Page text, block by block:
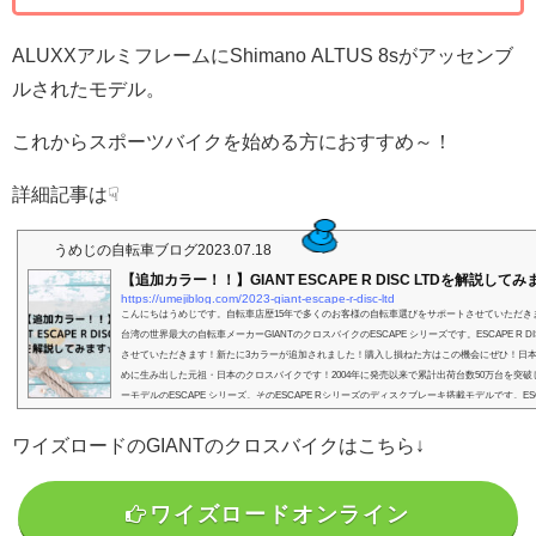
ALUXXアルミフレームにShimano ALTUS 8sがアッセンブ
ルされたモデル。
これからスポーツバイクを始める方におすすめ～！
詳細記事は☟
うめじの自転車ブログ2023.07.18
【追加カラー！！】GIANT ESCAPE R DISC LTDを解説してみ
https://umejiblog.com/2023-giant-escape-r-disc-ltd
こんにちはうめじです。自転車店歴15年で多くのお客様の自転車選びをサポートさせていただき
台湾の世界最大の自転車メーカーGIANTのクロスバイクのESCAPE シリーズです。ESCAPE R
させていただきます！新たに3カラーが追加されました！購入し損ねた方はこの機会にぜひ！日
めに生み出した元祖・日本のクロスバイクです！2004年に発売以来で累計出荷台数50万台を突破
ーモデルのESCAPE シリーズ。そのESCAPE Rシリーズのディスクブレーキ搭載モデルです。
ワイズロードのGIANTのクロスバイクはこちら↓
ワイズロードオンライン